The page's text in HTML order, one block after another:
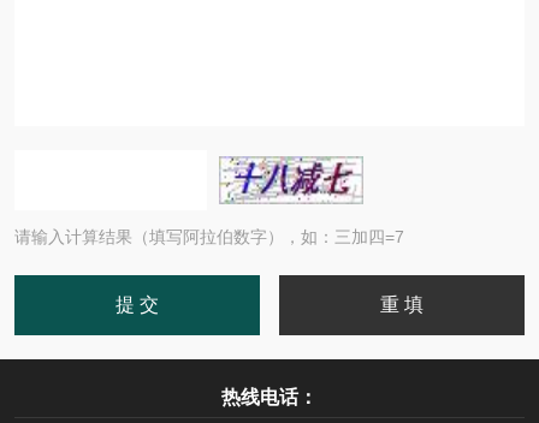
请输入计算结果（填写阿拉伯数字），如：三加四=7
热线电话：